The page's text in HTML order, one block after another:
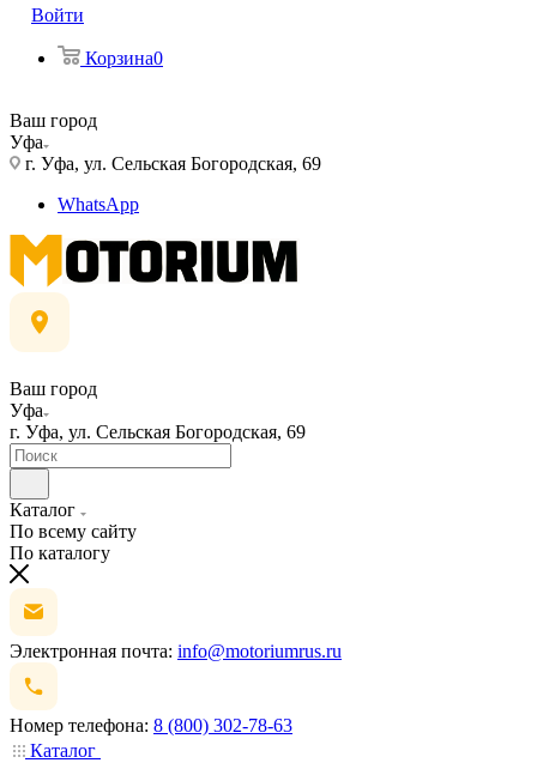
Войти
Корзина0
Ваш город
Уфа
г. Уфа, ул. Сельская Богородская, 69
WhatsApp
Ваш город
Уфа
г. Уфа, ул. Сельская Богородская, 69
Каталог
По всему сайту
По каталогу
Электронная почта: info@motoriumrus.ru
Номер телефона: 8 (800) 302-78-63
Каталог